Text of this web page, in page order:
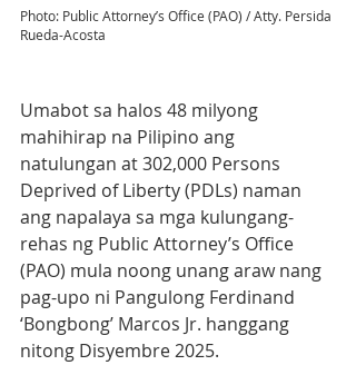
Photo: Public Attorney’s Office (PAO) / Atty. Persida
Rueda-Acosta
Umabot sa halos 48 milyong
mahihirap na Pilipino ang
natulungan at 302,000 Persons
Deprived of Liberty (PDLs) naman
ang napalaya sa mga kulungang-
rehas ng Public Attorney’s Office
(PAO) mula noong unang araw nang
pag-upo ni Pangulong Ferdinand
‘Bongbong’ Marcos Jr. hanggang
nitong Disyembre 2025.